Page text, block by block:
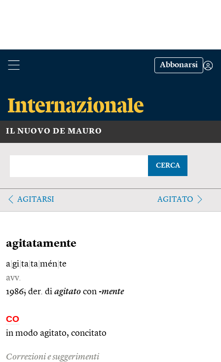
Abbonarsi
IL NUOVO DE MAURO
CERCA
AGITARSI AGITATO
agitatamente
a gi ta ta mén te
avv.
1986; der. di agitato con -mente
CO
in modo agitato, concitato
Correzioni e suggerimenti